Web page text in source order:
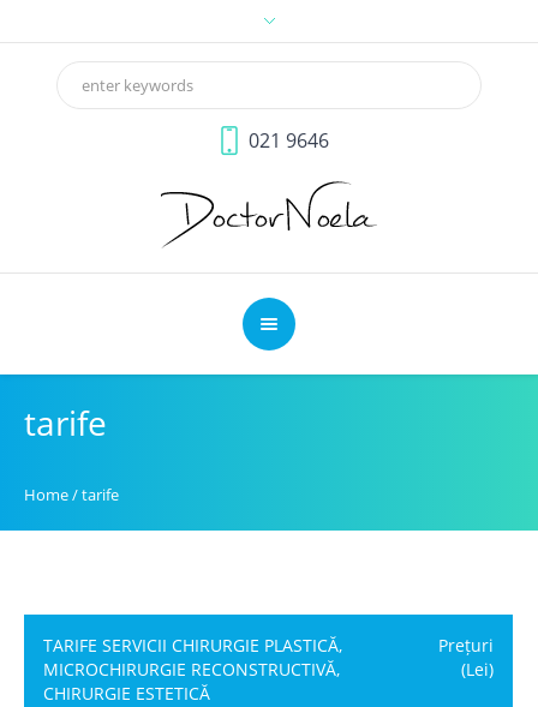
021 9646
tarife
Home/tarife
TARIFE SERVICII CHIRURGIE PLASTICĂ,
MICROCHIRURGIE RECONSTRUCTIVĂ,
CHIRURGIE ESTETICĂ
Prețuri
(Lei)